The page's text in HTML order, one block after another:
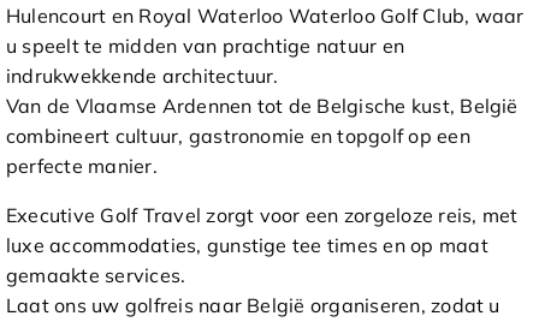
Hulencourt en Royal Waterloo Waterloo Golf Club, waar
u speelt te midden van prachtige natuur en
indrukwekkende architectuur.
Van de Vlaamse Ardennen tot de Belgische kust, België
combineert cultuur, gastronomie en topgolf op een
perfecte manier.
Executive Golf Travel zorgt voor een zorgeloze reis, met
luxe accommodaties, gunstige tee times en op maat
gemaakte services.
Laat ons uw golfreis naar België organiseren, zodat u